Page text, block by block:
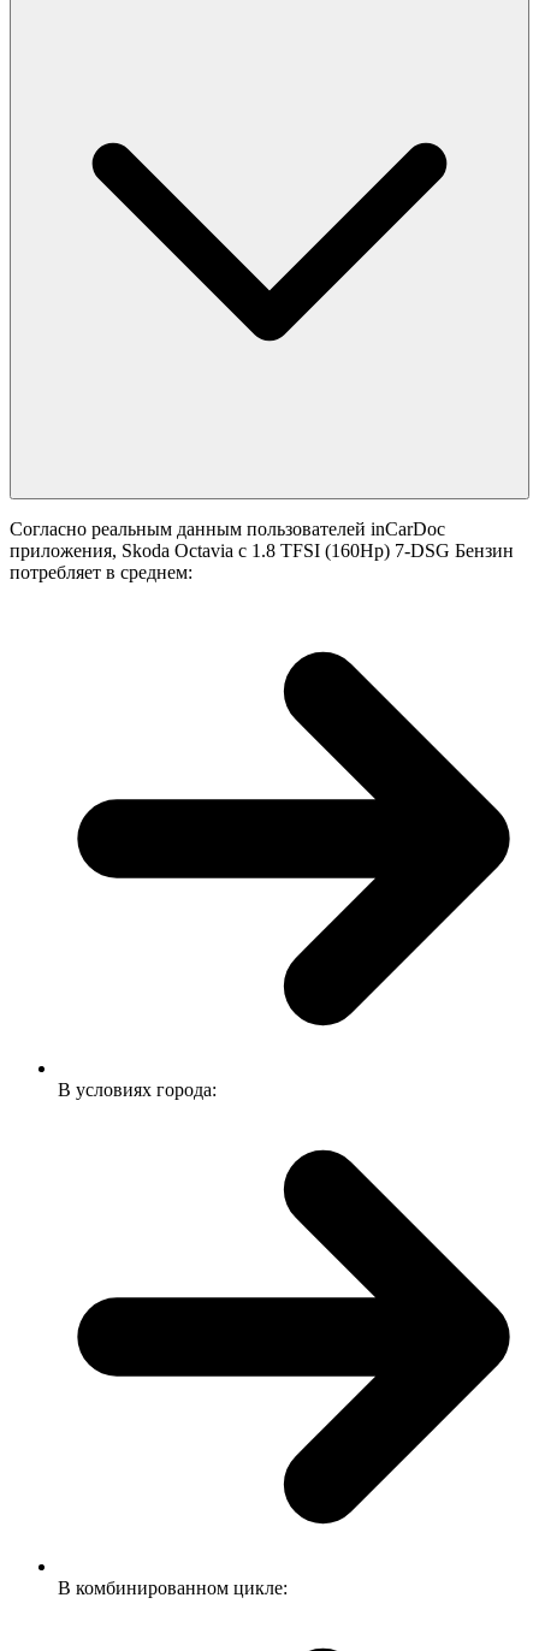
Согласно реальным данным пользователей inCarDoc
приложения, Skoda Octavia с 1.8 TFSI (160Hp) 7-DSG Бензин
потребляет в среднем:
В условиях города:
В комбинированном цикле: